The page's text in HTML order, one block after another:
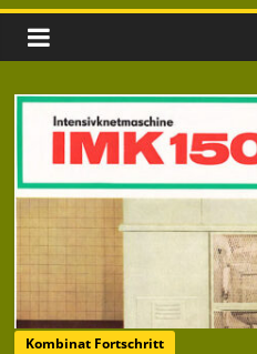
Kombinat Fortschritt